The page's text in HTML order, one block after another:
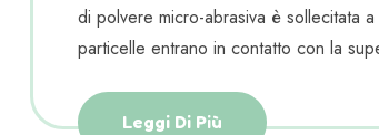
di polvere micro-abrasiva è sollecitata
particelle entrano in contatto con la
Leggi Di Più